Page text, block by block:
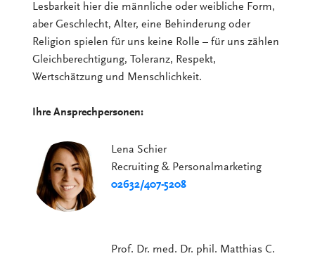
Lesbarkeit hier die männliche oder weibliche Form,
aber Geschlecht, Alter, eine Behinderung oder
Religion spielen für uns keine Rolle – für uns zählen
Gleichberechtigung, Toleranz, Respekt,
Wertschätzung und Menschlichkeit.
Ihre Ansprechpersonen:
Lena Schier
Recruiting & Personalmarketing
02632/407-5208
Prof. Dr. med. Dr. phil. Matthias C.